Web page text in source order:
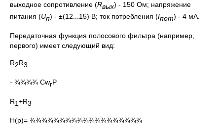
выходное сопротивление (Rвых) - 150 Ом; напряжение
питания (Uп) - ±(12...15) В; ток потребления (Iпот) - 4 мА.
Передаточная функция полосового фильтра (например,
первого) имеет следующий вид:
R2R3
- ¾¾¾¾ CwrP
R1+R3
H(p)= ¾¾¾¾¾¾¾¾¾¾¾¾¾¾¾¾¾¾¾